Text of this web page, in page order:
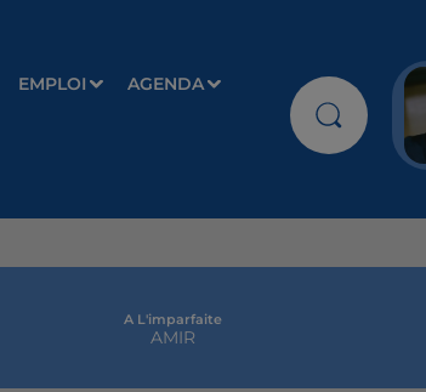
EMPLOI AGENDA
A L'imparfaite
AMIR